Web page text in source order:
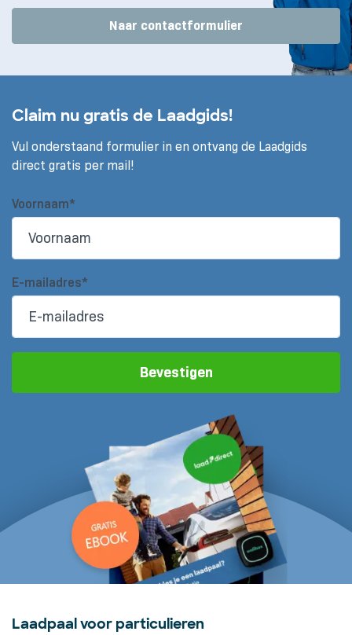
Naar contactformulier
Claim nu gratis de Laadgids!
Vul onderstaand formulier in en ontvang de Laadgids
direct gratis per mail!
Voornaam*
E-mailadres*
Bevestigen
Laadpaal voor particulieren